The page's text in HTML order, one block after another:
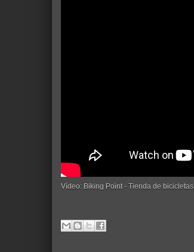
Vídeo: Biking Point - Tienda de bicicletas